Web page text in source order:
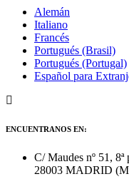
Alemán
Italiano
Francés
Portugués (Brasil)
Portugués (Portugal)
Español para
ENCUENTRANOS EN:
C/ Maudes nº 51,
28003 MADRID